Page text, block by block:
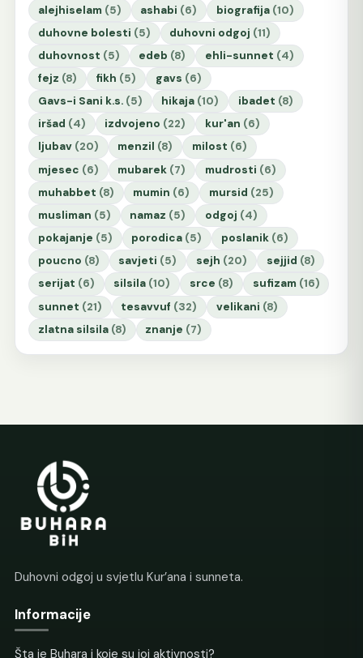
alejhiselam (5) ashabi (6) biografija (10)
duhovne bolesti (5) duhovni odgoj (11)
duhovnost (5) edeb (8) ehli-sunnet (4)
fejz (8) fikh (5) gavs (6)
Gavs-i Sani k.s. (5) hikaja (10) ibadet (8)
iršad (4) izdvojeno (22) kur'an (6)
ljubav (20) menzil (8) milost (6)
mjesec (6) mubarek (7) mudrosti (6)
muhabbet (8) mumin (6) mursid (25)
musliman (5) namaz (5) odgoj (4)
pokajanje (5) porodica (5) poslanik (6)
poucno (8) savjeti (5) sejh (20) sejjid (8)
serijat (6) silsila (10) srce (8) sufizam (16)
sunnet (21) tesavvuf (32) velikani (8)
zlatna silsila (8) znanje (7)
Duhovni odgoj u svjetlu Kur’ana i sunneta.
Informacije
Šta je Buhara i koje su joj aktivnosti?